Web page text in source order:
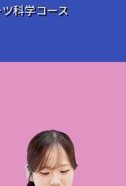
科学コース